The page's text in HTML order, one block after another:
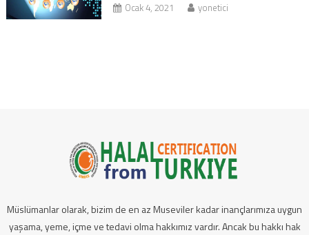
Ocak 4, 2021 yonetici
Müslümanlar olarak, bizim de en az Museviler kadar inançlarımıza uygun
yaşama, yeme, içme ve tedavi olma hakkımız vardır. Ancak bu hakkı hak